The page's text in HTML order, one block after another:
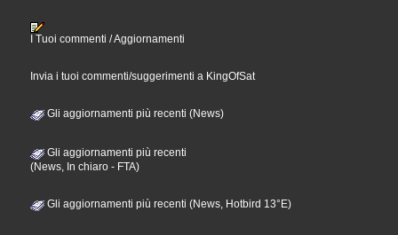
I Tuoi commenti / Aggiornamenti
Invia i tuoi commenti/suggerimenti a KingOfSat
Gli aggiornamenti più recenti (News)
Gli aggiornamenti più recenti
(News, In chiaro - FTA)
Gli aggiornamenti più recenti (News, Hotbird 13°E)